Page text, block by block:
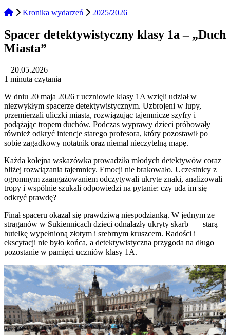
Kronika wydarzeń
2025/2026
Spacer detektywistyczny klasy 1a – „Duch
Miasta”
20.05.2026
1 minuta czytania
W dniu 20 maja 2026 r uczniowie klasy 1A wzięli udział w
niezwykłym spacerze detektywistycznym. Uzbrojeni w lupy,
przemierzali uliczki miasta, rozwiązując tajemnicze szyfry i
podążając tropem duchów. Podczas wyprawy dzieci próbowały
również odkryć intencje starego profesora, który pozostawił po
sobie zagadkowy notatnik oraz niemal nieczytelną mapę.
Każda kolejna wskazówka prowadziła młodych detektywów coraz
bliżej rozwiązania tajemnicy. Emocji nie brakowało. Uczestnicy z
ogromnym zaangażowaniem odczytywali ukryte znaki, analizowali
tropy i wspólnie szukali odpowiedzi na pytanie: czy uda im się
odkryć prawdę?
Finał spaceru okazał się prawdziwą niespodzianką. W jednym ze
straganów w Sukiennicach dzieci odnalazły ukryty skarb — starą
butelkę wypełnioną złotym i srebrnym kruszcem. Radości i
ekscytacji nie było końca, a detektywistyczna przygoda na długo
pozostanie w pamięci uczniów klasy 1A.